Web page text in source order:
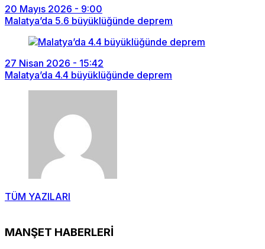
20 Mayıs 2026 - 9:00
Malatya’da 5.6 büyüklüğünde deprem
27 Nisan 2026 - 15:42
Malatya’da 4.4 büyüklüğünde deprem
TÜM YAZILARI
MANŞET HABERLERİ